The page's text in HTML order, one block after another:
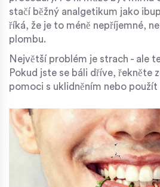
stačí běžný analgetikum jako
říká, že je to méně nepříjemné,
plombu.
Největší problém je strach - ale
Pokud jste se báli dříve, řekněte
pomoci s uklidněním nebo použít